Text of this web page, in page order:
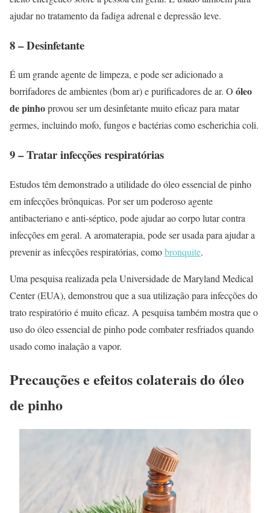
ajudar no tratamento da fadiga adrenal e depressão leve.
8 – Desinfetante
É um grande agente de limpeza, e pode ser adicionado a
borrifadores de ambientes (bom ar) e purificadores de ar. O óleo
de pinhoprovou ser um desinfetante muito eficaz para matar
germes, incluindo mofo, fungos e bactérias como escherichia coli.
9 – Tratar infecções respiratórias
Estudos têm demonstrado a utilidade do óleo essencial de pinho
em infecções brônquicas. Por ser um poderoso agente
antibacteriano e anti-séptico, pode ajudar ao corpo lutar contra
infecções em geral. A aromaterapia, pode ser usada para ajudar a
prevenir as infecções respiratórias, comobronquite.
Uma pesquisa realizada pela Universidade de Maryland Medical
Center (EUA), demonstrou que a sua utilização para infecções do
trato respiratório é muito eficaz. A pesquisa também mostra que o
uso do óleo essencial de pinho pode combater resfriados quando
usado como inalação a vapor.
Precauções e efeitos colaterais do óleo
de pinho